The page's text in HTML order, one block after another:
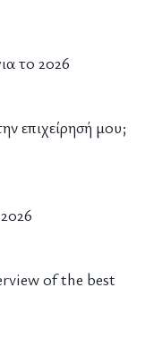
το 2026
επιχείρησή μου;
of the best